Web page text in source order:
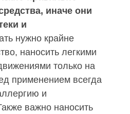
иначе они
и
нужно крайне
наносить легкими
только на
применением всегда
и
важно наносить